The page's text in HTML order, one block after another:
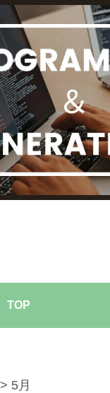
TOP
> 5月